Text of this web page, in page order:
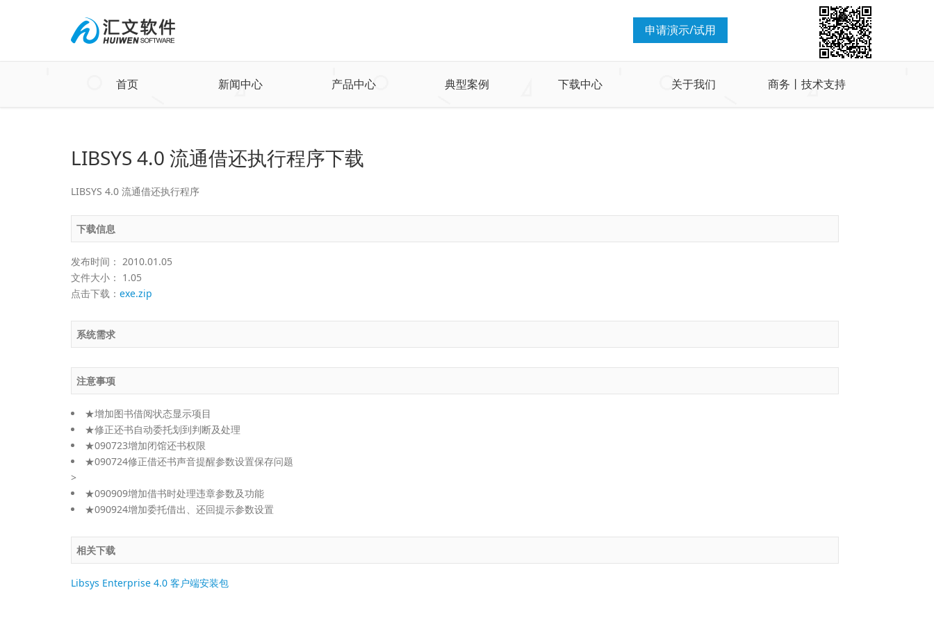
申请演示/试用
首页 新闻中心 产品中心 典型案例 下载中心 关于我们 商务丨技术支持
LIBSYS 4.0 流通借还执行程序下载
LIBSYS 4.0 流通借还执行程序
下载信息
发布时间： 2010.01.05
文件大小： 1.05
点击下载： exe.zip
系统需求
注意事项
★增加图书借阅状态显示项目
★修正还书自动委托划到判断及处理
★090723增加闭馆还书权限
★090724修正借还书声音提醒参数设置保存问题
>
★090909增加借书时处理违章参数及功能
★090924增加委托借出、还回提示参数设置
相关下载
Libsys Enterprise 4.0 客户端安装包